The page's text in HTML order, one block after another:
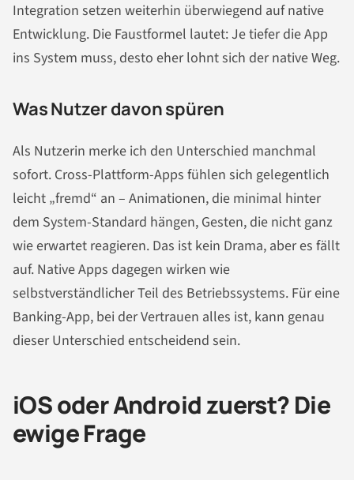
Integration setzen weiterhin überwiegend auf native
Entwicklung. Die Faustformel lautet: Je tiefer die App
ins System muss, desto eher lohnt sich der native Weg.
Was Nutzer davon spüren
Als Nutzerin merke ich den Unterschied manchmal
sofort. Cross-Plattform-Apps fühlen sich gelegentlich
leicht „fremd“ an – Animationen, die minimal hinter
dem System-Standard hängen, Gesten, die nicht ganz
wie erwartet reagieren. Das ist kein Drama, aber es fällt
auf. Native Apps dagegen wirken wie
selbstverständlicher Teil des Betriebssystems. Für eine
Banking-App, bei der Vertrauen alles ist, kann genau
dieser Unterschied entscheidend sein.
iOS oder Android zuerst? Die
ewige Frage